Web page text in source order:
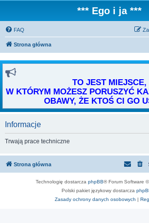
*** Ego i ja ***
FAQ
Strona główna
TO JEST MIEJSCE,
W KTÓRYM MOŻESZ PORUSZYĆ
OBAWY, ŻE KTOŚ CI GO
Informacje
Trwają prace techniczne
Strona główna
Technologię dostarcza phpBB® Forum Software
Polski pakiet językowy dostarcza
Zasady ochrony danych osobowych |